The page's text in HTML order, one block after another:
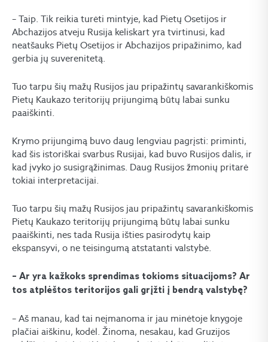
– Taip. Tik reikia turėti mintyje, kad Pietų Osetijos ir
Abchazijos atveju Rusija keliskart yra tvirtinusi, kad
neatšauks Pietų Osetijos ir Abchazijos pripažinimo, kad
gerbia jų suverenitetą.
Tuo tarpu šių mažų Rusijos jau pripažintų savarankiškomis
Pietų Kaukazo teritorijų prijungimą būtų labai sunku
paaiškinti.
Krymo prijungimą buvo daug lengviau pagrįsti: priminti,
kad šis istoriškai svarbus Rusijai, kad buvo Rusijos dalis, ir
kad įvyko jo susigrąžinimas. Daug Rusijos žmonių pritarė
tokiai interpretacijai.
Tuo tarpu šių mažų Rusijos jau pripažintų savarankiškomis
Pietų Kaukazo teritorijų prijungimą būtų labai sunku
paaiškinti, nes tada Rusija išties pasirodytų kaip
ekspansyvi, o ne teisingumą atstatanti valstybė.
– Ar yra kažkoks sprendimas tokioms situacijoms? Ar
tos atplėštos teritorijos gali grįžti į bendrą valstybę?
– Aš manau, kad tai neįmanoma ir jau minėtoje knygoje
plačiai aiškinu, kodėl. Žinoma, nesakau, kad Gruzijos